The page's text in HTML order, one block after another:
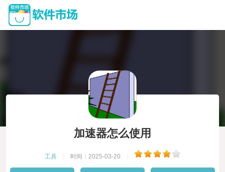
加速器怎么使用
工具 时间：2025-03-20